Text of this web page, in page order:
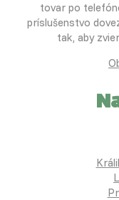
tovar po
príslušenstvo
tak, aby